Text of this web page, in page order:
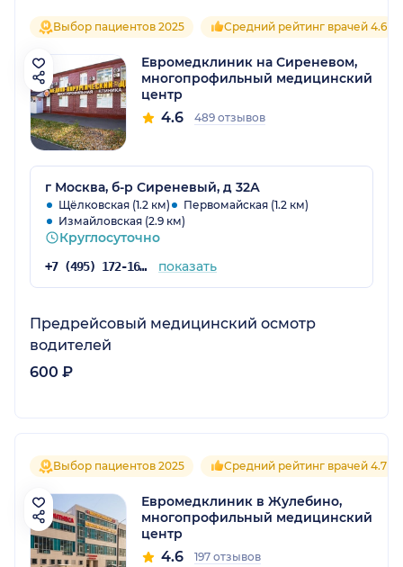
Выбор пациентов 2025 Средний рейтинг врачей 4.6
Евромедклиник на Сиреневом,
многопрофильный медицинский
центр
4.6 489 отзывов
г Москва, б-р Сиреневый, д 32А
Щёлковская (1.2 км)
Первомайская (1.2 км)
Измайловская (2.9 км)
Круглосуточно
+7 (495) 172-16-73 показать
Предрейсовый медицинский осмотр
водителей
600 ₽
Выбор пациентов 2025 Средний рейтинг врачей 4.7
Евромедклиник в Жулебино,
многопрофильный медицинский
центр
4.6 197 отзывов